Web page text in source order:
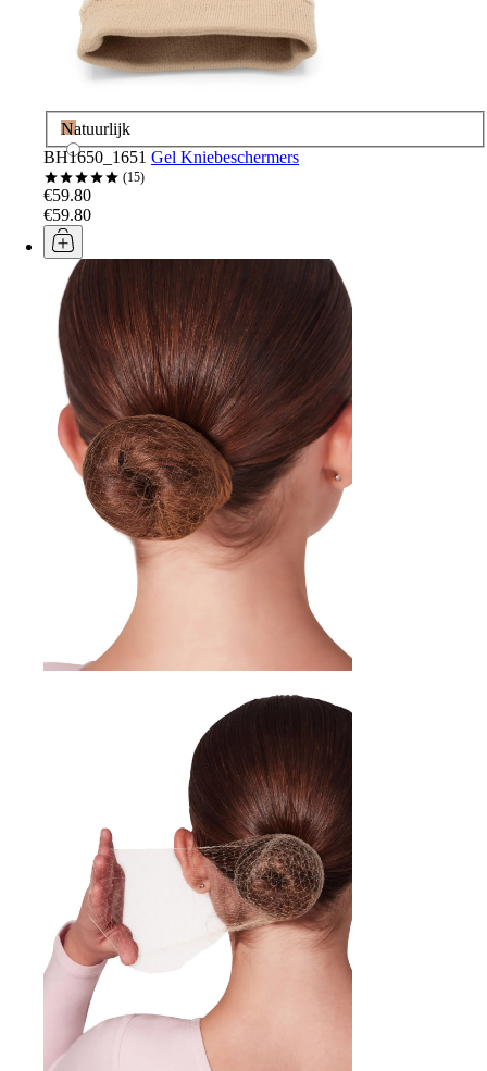
Natuurlijk
BH1650_1651 Gel Kniebeschermers
15
€59.80
€59.80